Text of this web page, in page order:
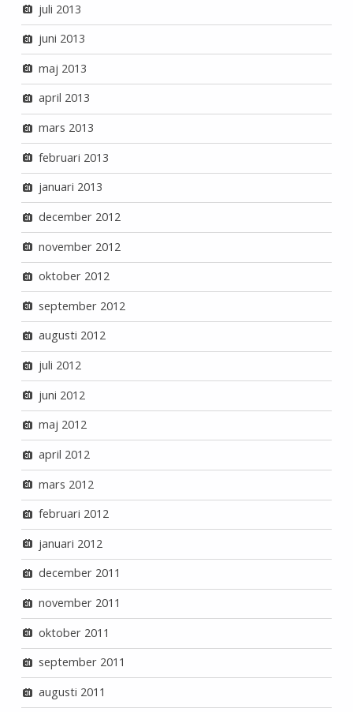
juli 2013
juni 2013
maj 2013
april 2013
mars 2013
februari 2013
januari 2013
december 2012
november 2012
oktober 2012
september 2012
augusti 2012
juli 2012
juni 2012
maj 2012
april 2012
mars 2012
februari 2012
januari 2012
december 2011
november 2011
oktober 2011
september 2011
augusti 2011